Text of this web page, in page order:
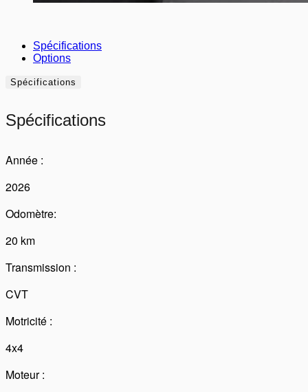
Spécifications
Options
Spécifications
Spécifications
Année :
2026
Odomètre:
20 km
Transmission :
CVT
Motricité :
4x4
Moteur :